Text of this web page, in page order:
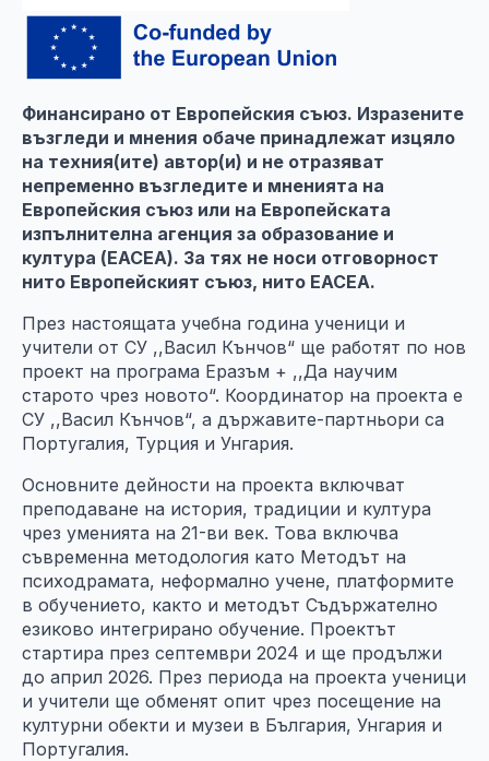
Финансирано от Европейския съюз. Изразените
възгледи и мнения обаче принадлежат изцяло
на техния(ите) автор(и) и не отразяват
непременно възгледите и мненията на
Европейския съюз или на Европейската
изпълнителна агенция за образование и
култура (EACEA). За тях не носи отговорност
нито Европейският съюз, нито EACEA.
През настоящата учебна година ученици и
учители от СУ ,,Васил Кънчов“ ще работят по нов
проект на програма Еразъм + ,,Да научим
старото чрез новото“. Координатор на проекта е
СУ ,,Васил Кънчов“, а държавите-партньори са
Португалия, Турция и Унгария.
Основните дейности на проекта включват
преподаване на история, традиции и култура
чрез уменията на 21-ви век. Това включва
съвременна методология като Методът на
психодрамата, неформално учене, платформите
в обучението, както и методът Съдържателно
езиково интегрирано обучение. Проектът
стартира през септември 2024 и ще продължи
до април 2026. През периода на проекта ученици
и учители ще обменят опит чрез посещение на
културни обекти и музеи в България, Унгария и
Португалия.